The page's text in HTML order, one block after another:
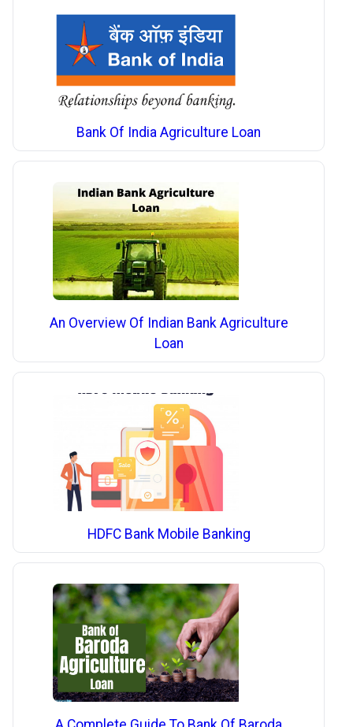
Bank Of India Agriculture Loan
An Overview Of Indian Bank Agriculture
Loan
HDFC Bank Mobile Banking